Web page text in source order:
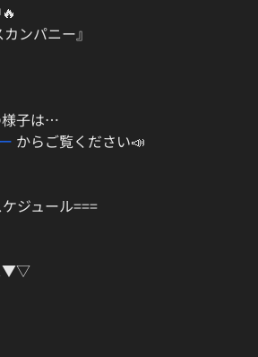
ンパニー』
様子は…
からご覧ください📣
ジュール===
▼▽